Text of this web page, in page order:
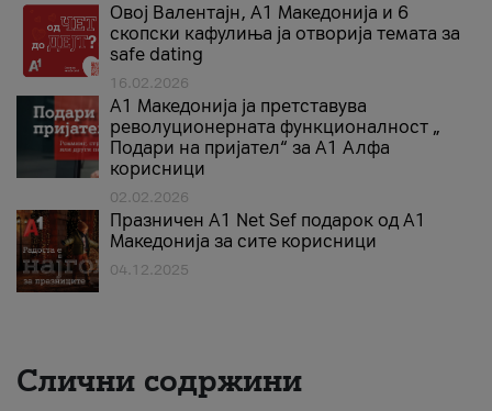
Овој Валентајн, A1 Македонија и 6
скопски кафулиња ја отворија темата за
safe dating
16.02.2026
А1 Македонија ја претставува
револуционерната функционалност „
Подари на пријател“ за А1 Алфа
корисници
02.02.2026
Празничен A1 Net Sеf подарок од А1
Македонија за сите корисници
04.12.2025
Слични содржини